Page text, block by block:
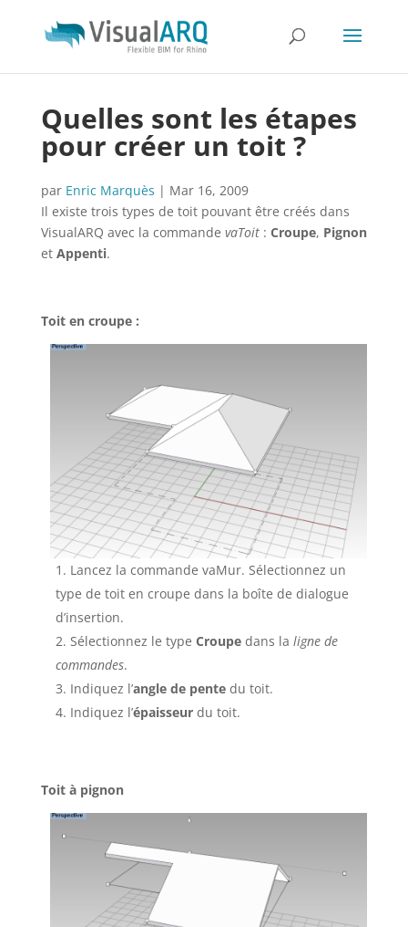
Quelles sont les étapes
pour créer un toit ?
par Enric Marquès | Mar 16, 2009
Il existe trois types de toit pouvant être créés dans
VisualARQ avec la commande vaToit: Croupe, Pignon
et Appenti.
Toit en croupe :
Lancez la commande vaMur. Sélectionnez un
type de toit en croupe dans la boîte de dialogue
d’insertion.
Sélectionnez le type Croupedans la ligne de
commandes.
Indiquez l’angle de pentedu toit.
Indiquez l’épaisseurdu toit.
Toit à pignon